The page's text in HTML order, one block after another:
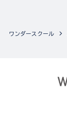
ワンダースクール